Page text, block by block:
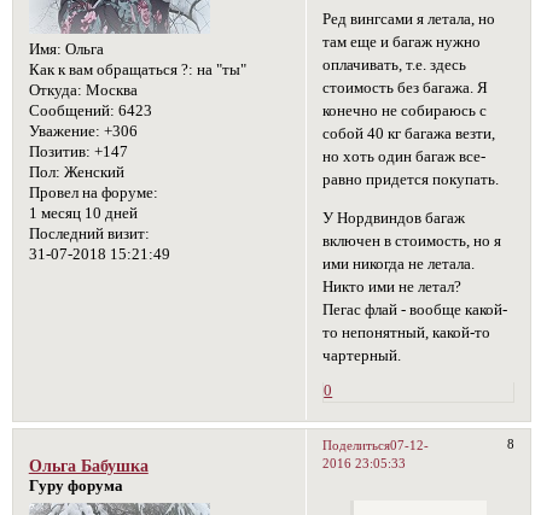
Имя: Ольга
Как к вам обращаться ?: на "ты"
Откуда: Москва
Сообщений: 6423
Уважение: +306
Позитив: +147
Пол: Женский
Провел на форуме:
1 месяц 10 дней
Последний визит:
31-07-2018 15:21:49
Ред вингсами я летала, но
там еще и багаж нужно
оплачивать, т.е. здесь
стоимость без багажа. Я
конечно не собираюсь с
собой 40 кг багажа везти,
но хоть один багаж все-
равно придется покупать.
У Нордвиндов багаж
включен в стоимость, но я
ими никогда не летала.
Никто ими не летал?
Пегас флай - вообще какой-
то непонятный, какой-то
чартерный.
0
Поделиться 8
07-12-
2016 23:05:33
Ольга Бабушка
Гуру форума